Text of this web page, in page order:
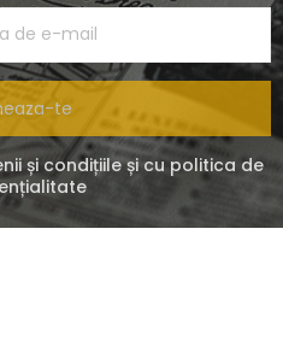
te
și condițiile și cu politica de